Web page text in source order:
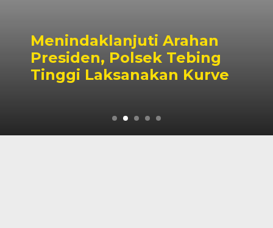
Menindaklanjuti Arahan
Presiden, Polsek Tebing
Tinggi Laksanakan Kurve